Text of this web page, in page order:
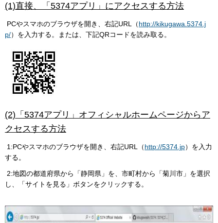
(1)直接、「5374アプリ」にアクセスする方法
PCやスマホのブラウザを開き、右記URL（http://kikugawa.5374.j
p/）を入力する。または、下記QRコードを読み取る。
(2)「5374アプリ」オフィシャルホームページからア
クセスする方法
1:PCやスマホのブラウザを開き、右記URL（http://5374.jp）を入力
する。
2:地図の都道府県から「静岡県」を、市町村から「菊川市」を選択
し、「サイトを見る」ボタンをクリックする。